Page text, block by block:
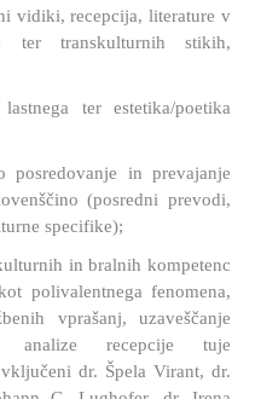
vidiki, recepcija, literature v
ter transkulturnih stikih,
ter estetika/poetika
posredovanje in prevajanje
(posredni prevodi,
specifike);
in bralnih kompetenc
polivalentnega fenomena,
vprašanj, uzaveščanje
analize recepcije tuje
dr. Špela Virant, dr.